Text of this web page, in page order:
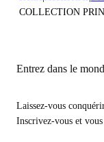
COLLECTION
Entrez dans le
Laissez-vous
Inscrivez-vous et